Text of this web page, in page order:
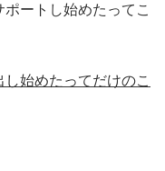
ートし始めたってこ
始めたってだけのこ